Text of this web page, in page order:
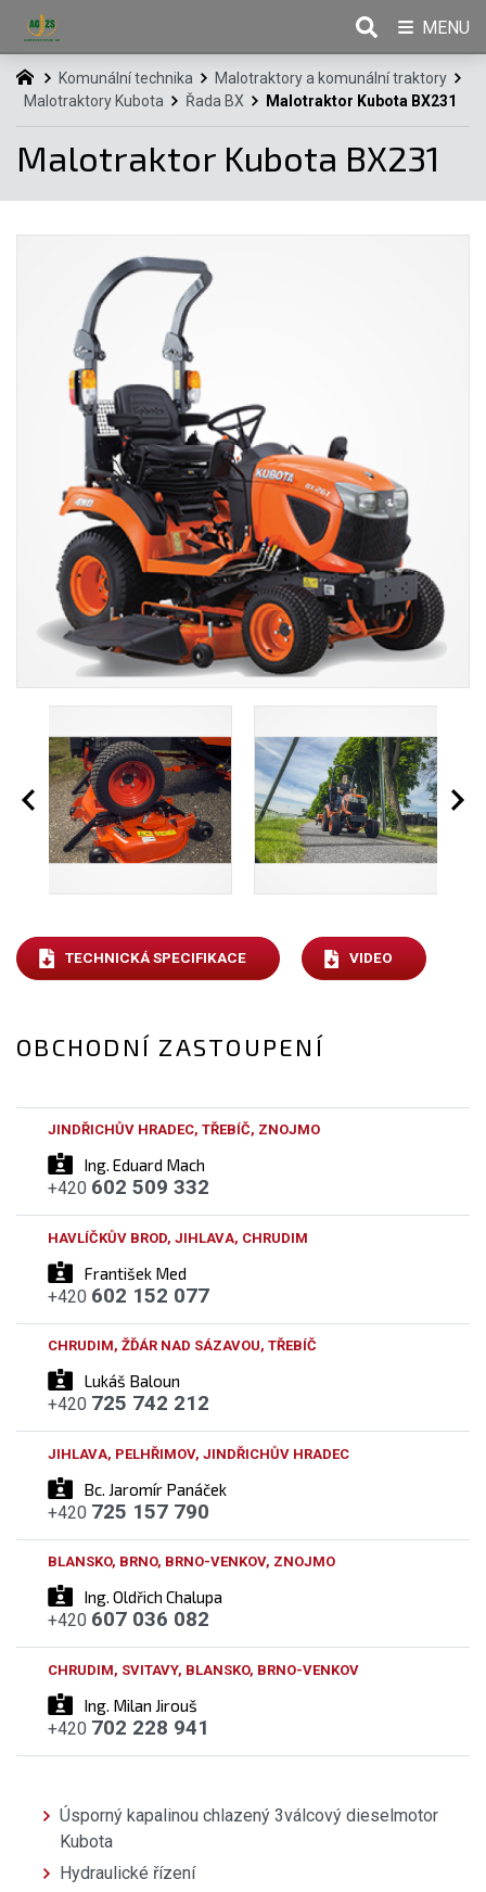
Komunální technika
Malotraktory a komunální traktory
Malotraktory Kubota
Řada BX Malotraktor Kubota BX231
Malotraktor Kubota BX231
TECHNICKÁ SPECIFIKACE VIDEO
OBCHODNÍ ZASTOUPENÍ
Ing. Eduard Mach
JINDŘICHŮV HRADEC, TŘEBÍČ, ZNOJMO
+420 602 509 332
František Med
HAVLÍČKŮV BROD, JIHLAVA, CHRUDIM
+420 602 152 077
Lukáš Baloun
CHRUDIM, ŽĎÁR NAD SÁZAVOU, TŘEBÍČ
+420 725 742 212
Bc. Jaromír Panáček
JIHLAVA, PELHŘIMOV, JINDŘICHŮV HRADEC
+420 725 157 790
Ing. Oldřich Chalupa
BLANSKO, BRNO, BRNO-VENKOV, ZNOJMO
+420 607 036 082
Ing. Milan Jirouš
CHRUDIM, SVITAVY, BLANSKO, BRNO-VENKOV
+420 702 228 941
Úsporný kapalinou chlazený 3válcový dieselmotor
Kubota
Hydraulické řízení
MENU